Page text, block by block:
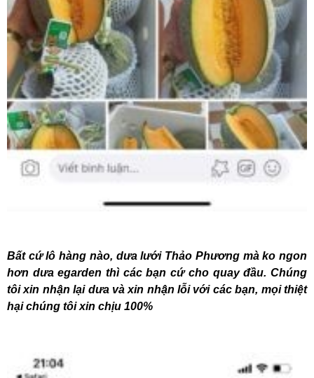
Bất cứ lô hàng nào, dưa lưới Thảo Phương mà ko ngon
hơn dưa egarden thì các bạn cứ cho quay đầu. Chúng
tôi xin nhận lại dưa và xin nhận lỗi với các bạn, mọi thiệt
hại chúng tôi xin chịu 100%